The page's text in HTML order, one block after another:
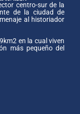
centro-sur de la
de la ciudad de
al historiador
en la cual viven
más pequeño del